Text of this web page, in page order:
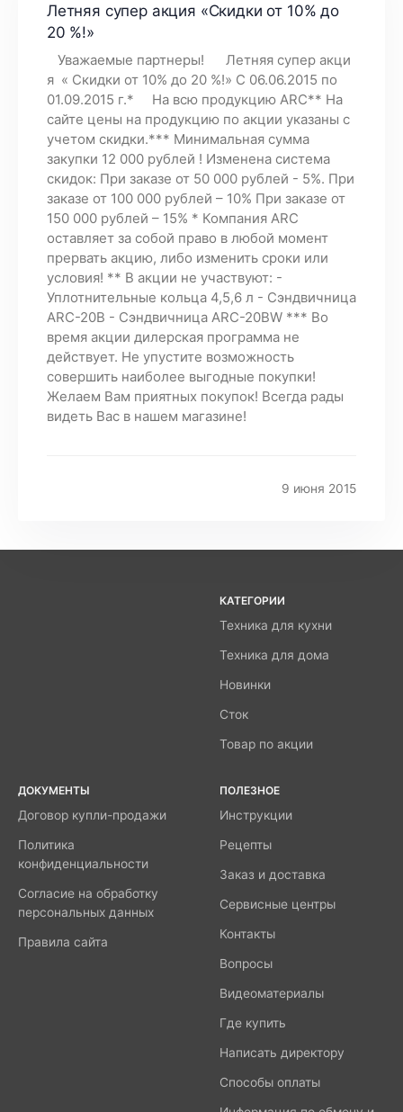
Летняя супер акция «Скидки от 10% до
20 %!»
Уважаемые партнеры! Летняя супер акци
я « Скидки от 10% до 20 %!» С 06.06.2015 по
01.09.2015 г.* На всю продукцию ARC** На
сайте цены на продукцию по акции указаны с
учетом скидки.*** Минимальная сумма
закупки 12 000 рублей ! Изменена система
скидок: При заказе от 50 000 рублей - 5%. При
заказе от 100 000 рублей – 10% При заказе от
150 000 рублей – 15% * Компания ARC
оставляет за собой право в любой момент
прервать акцию, либо изменить сроки или
условия! ** В акции не участвуют: -
Уплотнительные кольца 4,5,6 л - Сэндвичница
ARC-20B - Сэндвичница ARC-20BW *** Во
время акции дилерская программа не
действует. Не упустите возможность
совершить наиболее выгодные покупки!
Желаем Вам приятных покупок! Всегда рады
видеть Вас в нашем магазине!
9 июня 2015
КАТЕГОРИИ
Техника для кухни
Техника для дома
Новинки
Сток
Товар по акции
ДОКУМЕНТЫ
Договор купли-продажи
Политика
конфиденциальности
Согласие на обработку
персональных данных
Правила сайта
ПОЛЕЗНОЕ
Инструкции
Рецепты
Заказ и доставка
Сервисные центры
Контакты
Вопросы
Видеоматериалы
Где купить
Написать директору
Способы оплаты